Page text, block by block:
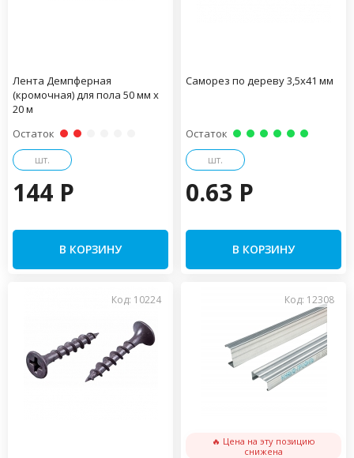
Лента Демпферная
(кромочная) для пола 50 мм х
20 м
Остаток
шт.
144 P
В КОРЗИНУ
Саморез по дереву 3,5х41 мм
Остаток
шт.
0.63 P
В КОРЗИНУ
Код: 10224 Код: 12308
🔥 Цена на эту позицию
снижена